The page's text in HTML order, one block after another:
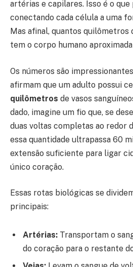
artérias e capilares. Isso é o
conectando cada célula a uma
Mas afinal, quantos quilômetros
tem o corpo humano
Os números são
afirmam que um adulto possui
quilômetros de vasos
dado, imagine um fio que, se
duas voltas completas ao redor
essa quantidade ultrapassa 60
extensão suficiente para ligar
único coração.
Essas rotas biológicas se
principais:
Artérias: Transportam o
do coração para o restante